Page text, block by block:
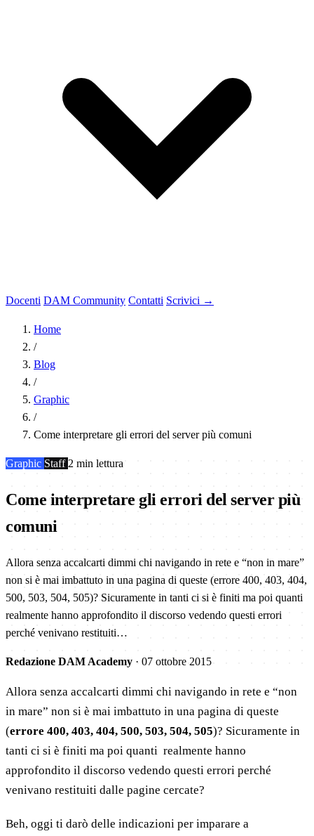
Docenti DAM Community Contatti Scrivici →
Home
/
Blog
/
Graphic
/
Come interpretare gli errori del server più comuni
Graphic Staff 2 min lettura
Come interpretare gli errori del server più
comuni
Allora senza accalcarti dimmi chi navigando in rete e “non in mare”
non si è mai imbattuto in una pagina di queste (errore 400, 403, 404,
500, 503, 504, 505)? Sicuramente in tanti ci si è finiti ma poi quanti
realmente hanno approfondito il discorso vedendo questi errori
perché venivano restituiti…
Redazione DAM Academy · 07 ottobre 2015
Allora senza accalcarti dimmi chi navigando in rete e “non
in mare” non si è mai imbattuto in una pagina di queste
(errore 400, 403, 404, 500, 503, 504, 505)? Sicuramente in
tanti ci si è finiti ma poi quanti realmente hanno
approfondito il discorso vedendo questi errori perché
venivano restituiti dalle pagine cercate?
Beh, oggi ti darò delle indicazioni per imparare a